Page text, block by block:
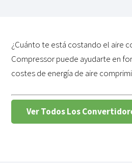
¿Cuánto te está costando el aire
Compressor puede ayudarte en
costes de energía de aire
Ver Todos Los